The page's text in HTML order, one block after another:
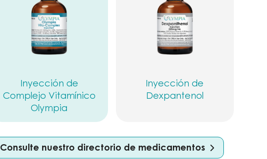
Inyección de
Complejo Vitamínico
Olympia
Inyección de
Dexpantenol
Consulte nuestro directorio de medicamentos